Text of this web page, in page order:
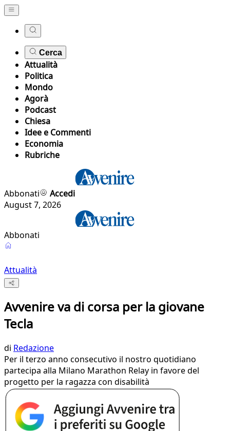
Cerca
Attualità
Politica
Mondo
Agorà
Podcast
Chiesa
Idee e Commenti
Economia
Rubriche
Abbonati
Accedi
August 7, 2026
Abbonati
Attualità
Avvenire va di corsa per la giovane
Tecla
di Redazione
Per il terzo anno consecutivo il nostro quotidiano
partecipa alla Milano Marathon Relay in favore del
progetto per la ragazza con disabilità